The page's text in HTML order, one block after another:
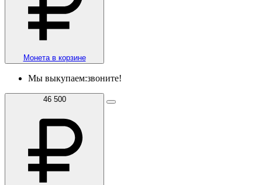
Монета в корзине
Мы выкупаем:звоните!
46 500